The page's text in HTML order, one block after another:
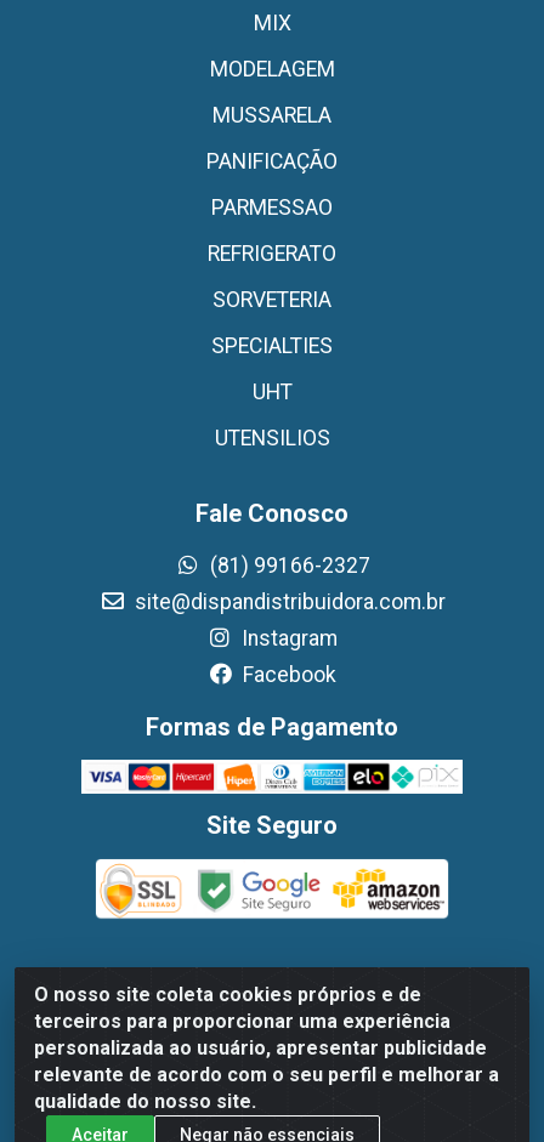
O nosso site coleta cookies próprios e de
terceiros para proporcionar uma experiência
personalizada ao usuário, apresentar publicidade
relevante de acordo com o seu perfil e melhorar a
qualidade do nosso site.
Aceitar Negar não essenciais
MIX
MODELAGEM
MUSSARELA
PANIFICAÇÃO
PARMESSAO
REFRIGERATO
SORVETERIA
SPECIALTIES
UHT
UTENSILIOS
Fale Conosco
(81) 99166-2327
site@dispandistribuidora.com.br
Instagram
Facebook
Formas de Pagamento
Site Seguro
Dispan Distribuidora de Alimentos LTDA - Avenida Marechal
Mascarenhas De Moraes, 1048- Imbiribeira, Recife/PE - CEP
51.170-000 - CNPJ 30.779.584/0003-78